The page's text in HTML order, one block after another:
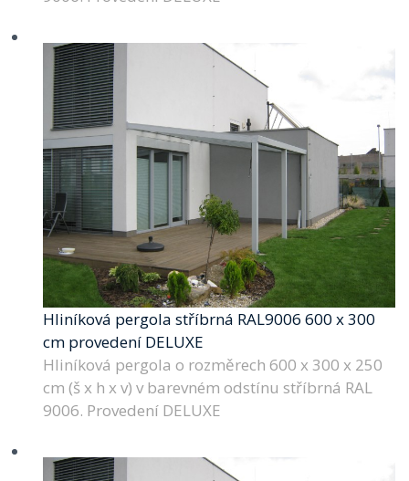
Hliníková pergola stříbrná RAL9006 600 x 300
cm provedení DELUXE
Hliníková pergola o rozměrech 600 x 300 x 250
cm (š x h x v) v barevném odstínu stříbrná RAL
9006. Provedení DELUXE